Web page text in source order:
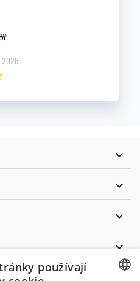




používají